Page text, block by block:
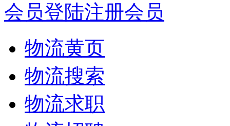
会员登陆注册会员
物流黄页
物流搜索
物流求职